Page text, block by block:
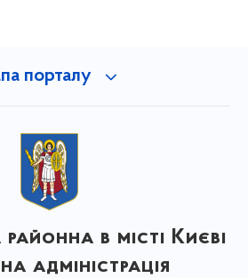
порталу
районна в місті Києві
адміністрація